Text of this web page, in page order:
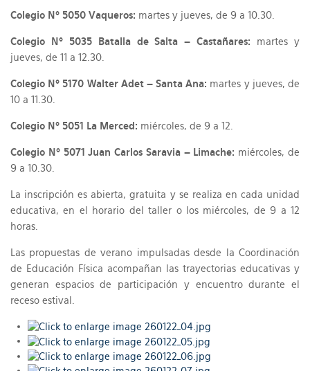
Colegio Nº 5050 Vaqueros: martes y jueves, de 9 a 10.30.
Colegio Nº 5035 Batalla de Salta – Castañares: martes y
jueves, de 11 a 12.30.
Colegio Nº 5170 Walter Adet – Santa Ana: martes y jueves, de
10 a 11.30.
Colegio Nº 5051 La Merced: miércoles, de 9 a 12.
Colegio Nº 5071 Juan Carlos Saravia – Limache: miércoles, de
9 a 10.30.
La inscripción es abierta, gratuita y se realiza en cada unidad
educativa, en el horario del taller o los miércoles, de 9 a 12
horas.
Las propuestas de verano impulsadas desde la Coordinación
de Educación Física acompañan las trayectorias educativas y
generan espacios de participación y encuentro durante el
receso estival.